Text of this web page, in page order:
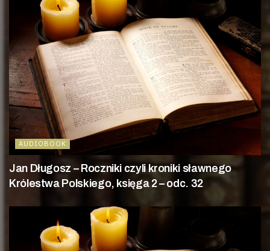
AUDIOBOOK
Jan Długosz – Roczniki czyli kroniki sławnego
Królestwa Polskiego, księga 2 – odc. 32